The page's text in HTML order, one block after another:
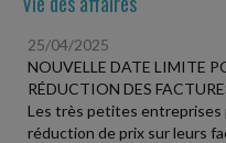
25/04/2025
NOUVELLE DATE LIMITE
RÉDUCTION DES
Les très petites
réduction de prix sur leurs